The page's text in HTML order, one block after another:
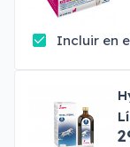
Incluir en